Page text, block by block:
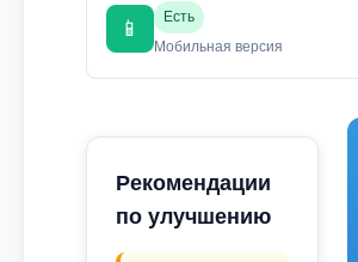
📱
Есть
Мобильная версия
Рекомендации
по улучшению